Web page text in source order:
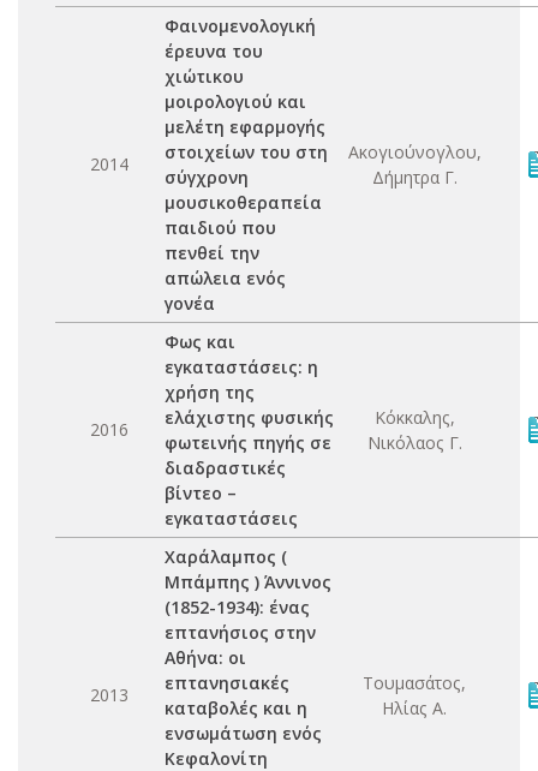
2014
Φαινομενολογική
έρευνα του
χιώτικου
μοιρολογιού και
μελέτη εφαρμογής
στοιχείων του στη
σύγχρονη
μουσικοθεραπεία
παιδιού που
πενθεί την
απώλεια ενός
γονέα
Ακογιούνογλου,
Δήμητρα Γ.
2016
Φως και
εγκαταστάσεις: η
χρήση της
ελάχιστης φυσικής
φωτεινής πηγής σε
διαδραστικές
βίντεο –
εγκαταστάσεις
Κόκκαλης,
Νικόλαος Γ.
2013
Χαράλαμπος (
Μπάμπης ) Άννινος
(1852-1934): ένας
επτανήσιος στην
Αθήνα: οι
επτανησιακές
καταβολές και η
ενσωμάτωση ενός
Κεφαλονίτη
Τουμασάτος,
Ηλίας Α.